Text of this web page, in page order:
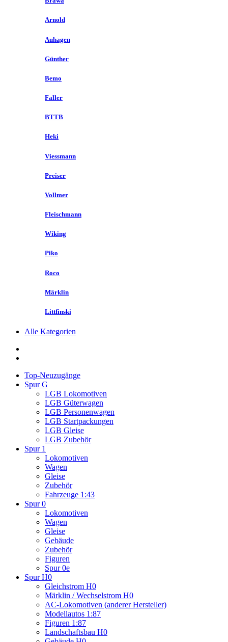
Arnold
Auhagen
Günther
Bemo
Faller
BTTB
Heki
Viessmann
Preiser
Vollmer
Fleischmann
Wiking
Piko
Roco
Märklin
Littfinski
Alle Kategorien
Top-Neuzugänge
Spur G
LGB Lokomotiven
LGB Güterwagen
LGB Personenwagen
LGB Startpackungen
LGB Gleise
LGB Zubehör
Spur 1
Lokomotiven
Wagen
Gleise
Zubehör
Fahrzeuge 1:43
Spur 0
Lokomotiven
Wagen
Gleise
Gebäude
Zubehör
Figuren
Spur 0e
Spur H0
Gleichstrom H0
Märklin / Wechselstrom H0
AC-Lokomotiven (anderer Hersteller)
Modellautos 1:87
Figuren 1:87
Landschaftsbau H0